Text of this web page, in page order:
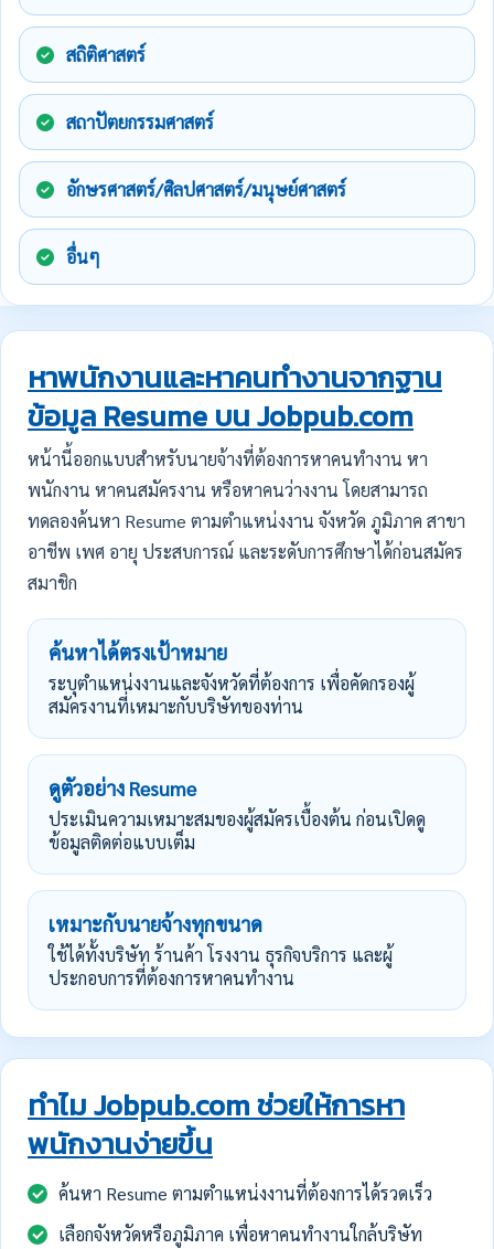
สถิติศาสตร์
สถาปัตยกรรมศาสตร์
อักษรศาสตร์/ศิลปศาสตร์/มนุษย์ศาสตร์
อื่นๆ
หาพนักงานและหาคนทำงานจากฐาน
ข้อมูล Resume บน Jobpub.com
หน้านี้ออกแบบสำหรับนายจ้างที่ต้องการหาคนทำงาน หา
พนักงาน หาคนสมัครงาน หรือหาคนว่างงาน โดยสามารถ
ทดลองค้นหา Resume ตามตำแหน่งงาน จังหวัด ภูมิภาค สาขา
อาชีพ เพศ อายุ ประสบการณ์ และระดับการศึกษาได้ก่อนสมัคร
สมาชิก
ค้นหาได้ตรงเป้าหมาย
ระบุตำแหน่งงานและจังหวัดที่ต้องการ เพื่อคัดกรองผู้
สมัครงานที่เหมาะกับบริษัทของท่าน
ดูตัวอย่าง Resume
ประเมินความเหมาะสมของผู้สมัครเบื้องต้น ก่อนเปิดดู
ข้อมูลติดต่อแบบเต็ม
เหมาะกับนายจ้างทุกขนาด
ใช้ได้ทั้งบริษัท ร้านค้า โรงงาน ธุรกิจบริการ และผู้
ประกอบการที่ต้องการหาคนทำงาน
ทำไม Jobpub.com ช่วยให้การหา
พนักงานง่ายขึ้น
ค้นหา Resume ตามตำแหน่งงานที่ต้องการได้รวดเร็ว
เลือกจังหวัดหรือภูมิภาค เพื่อหาคนทำงานใกล้บริษัท